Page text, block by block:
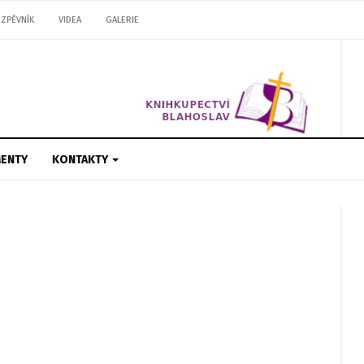
ZPĚVNÍK VIDEA GALERIE
KONTAKTY